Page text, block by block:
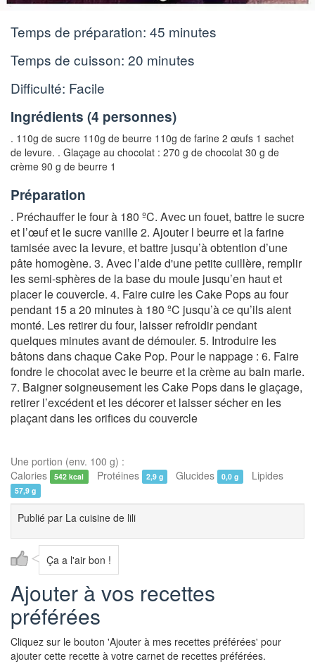
Temps de préparation: 45 minutes
Temps de cuisson: 20 minutes
Difficulté: Facile
Ingrédients (4 personnes)
. 110g de sucre 110g de beurre 110g de farine 2 œufs 1 sachet
de levure. . Glaçage au chocolat : 270 g de chocolat 30 g de
crème 90 g de beurre 1
Préparation
. Préchauffer le four à 180 ºC. Avec un fouet, battre le sucre
et l’œuf et le sucre vanille 2. Ajouter l beurre et la farine
tamisée avec la levure, et battre jusqu’à obtention d’une
pâte homogène. 3. Avec l’aide d'une petite cuillère, remplir
les semi-sphères de la base du moule jusqu’en haut et
placer le couvercle. 4. Faire cuire les Cake Pops au four
pendant 15 a 20 minutes à 180 ºC jusqu’à ce qu’ils aient
monté. Les retirer du four, laisser refroidir pendant
quelques minutes avant de démouler. 5. Introduire les
bâtons dans chaque Cake Pop. Pour le nappage : 6. Faire
fondre le chocolat avec le beurre et la crème au bain marie.
7. Baigner soigneusement les Cake Pops dans le glaçage,
retirer l’excédent et les décorer et laisser sécher en les
plaçant dans les orifices du couvercle
Une portion (env. 100 g) :
Calories
542 kcal Protéines 2,9 g Glucides 0,0 g Lipides
57,9 g
Publié par La cuisine de lili
Ça a l'air bon !
Ajouter à vos recettes
préférées
Cliquez sur le bouton 'Ajouter à mes recettes préférées' pour
ajouter cette recette à votre carnet de recettes préférées.